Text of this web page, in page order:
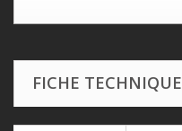
FICHE TECHNIQUE